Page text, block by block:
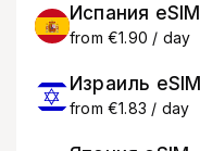
Испания eSIM
from €1.90 / day
Израиль eSIM
from €1.83 / day